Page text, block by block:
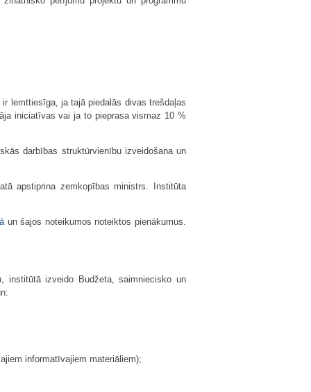
lemttiesīga, ja tajā piedalās divas trešdaļas
iniciatīvas vai ja to pieprasa vismaz 10 %
darbības struktūrvienību izveidošana un
apstiprina zemkopības ministrs. Institūta
un šajos noteikumos noteiktos pienākumus.
institūtā izveido Budžeta, saimniecisko un
informatīvajiem materiāliem);